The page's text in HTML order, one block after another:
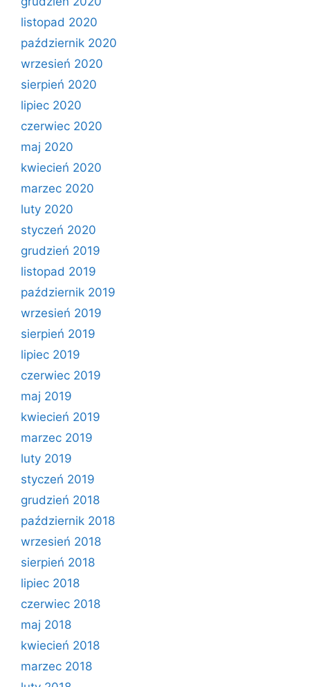
listopad 2020
październik 2020
wrzesień 2020
sierpień 2020
lipiec 2020
czerwiec 2020
maj 2020
kwiecień 2020
marzec 2020
luty 2020
styczeń 2020
grudzień 2019
listopad 2019
październik 2019
wrzesień 2019
sierpień 2019
lipiec 2019
czerwiec 2019
maj 2019
kwiecień 2019
marzec 2019
luty 2019
styczeń 2019
grudzień 2018
październik 2018
wrzesień 2018
sierpień 2018
lipiec 2018
czerwiec 2018
maj 2018
kwiecień 2018
marzec 2018